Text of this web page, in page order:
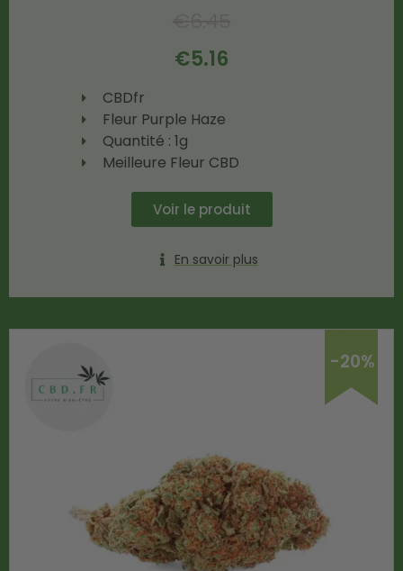
€5.16
CBDfr
Fleur Purple Haze
Quantité : 1g
Meilleure Fleur CBD
Voir le produit
En savoir plus
-20%